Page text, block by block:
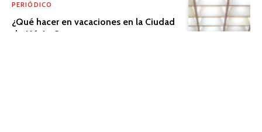
PERIÓDICO
¿Qué hacer en vacaciones en la Ciudad
de México?